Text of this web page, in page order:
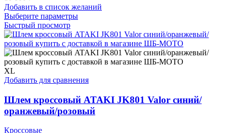
Добавить в список желаний
Выберите параметрыЭтот
имеет
несколько
вариаций.
Опции
выбрать
странице
товара.
Быстрый просмотр
XL
Добавить для сравнения
Шлем кроссовый ATAKI JK801 Valor синий/
оранжевый/розовый
Кроссовые